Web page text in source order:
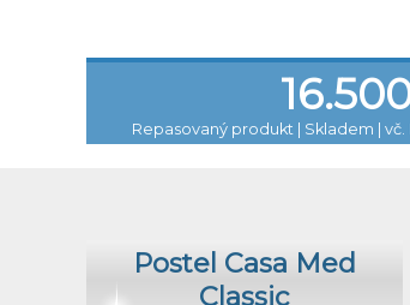
Repasovaný produkt| Skladem | vč.
Postel Casa Med
Classic